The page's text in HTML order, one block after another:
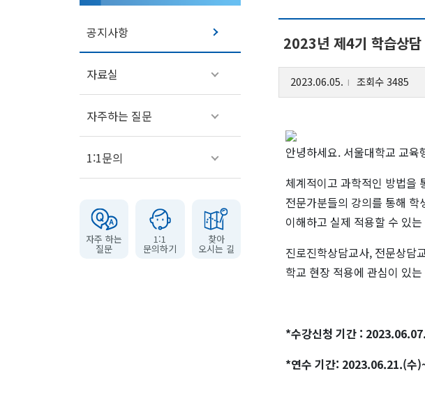
마
공지사항
자료실
자주하는 질문
1:1문의
자주 하는
질문
1:1
문의하기
찾아
오시는 길
2023년 제4기 학습상담
2023.06.05. 조회수 3485
안녕하세요. 서울대학교 교
체계적이고 과학적인 방법을
전문가분들의 강의를 통해
이해하고 실제 적용할 수 있
진로진학상담교사, 전문상담
학교 현장 적용에 관심이 있
*수강신청 기간 :
*연수 기간: 2023.06.21.(수